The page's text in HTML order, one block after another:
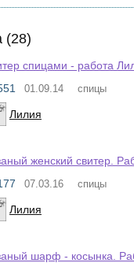
(28)
спицами - работа
01.09.14 спицы
Лилия
женский свитер.
07.03.16 спицы
Лилия
шарф - косынка.